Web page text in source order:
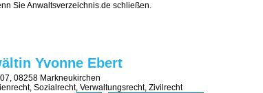
Sie Anwaltsverzeichnis.de schließen.
Yvonne Ebert
08258 Markneukirchen
Sozialrecht, Verwaltungsrecht, Zivilrecht